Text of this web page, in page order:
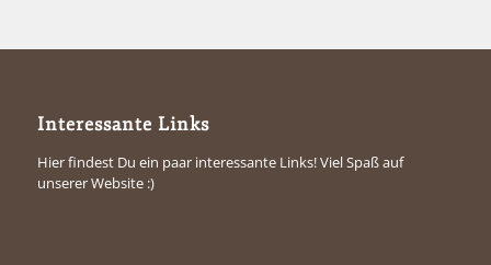
Interessante Links
Hier findest Du ein paar interessante Links! Viel Spaß auf
unserer Website :)